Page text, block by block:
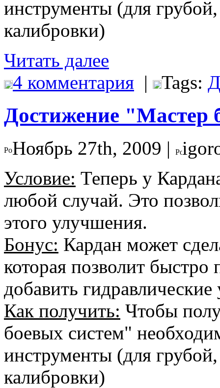
инструменты (для
калибровки)
Читать далее
4 комментария | Tags:
Достижение "Мастер
Ноябрь 27th, 2009 |
Условие: Теперь у
любой случай. Это
этого улучшения.
Бонус: Кардан может
которая позволит быстро
добавить
Как получить: Чтобы
боевых систем"
инструменты (для
калибровки)